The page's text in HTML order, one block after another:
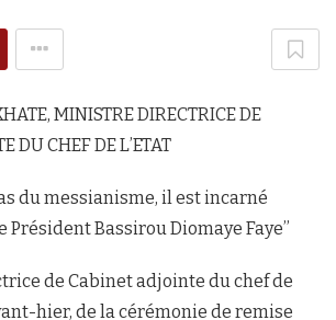
MINISTRE DIRECTRICE DE
DU CHEF DE L’ETAT
du messianisme, il est incarné
Bassirou Diomaye Faye’’
de Cabinet adjointe du chef de
hier, de la cérémonie de remise